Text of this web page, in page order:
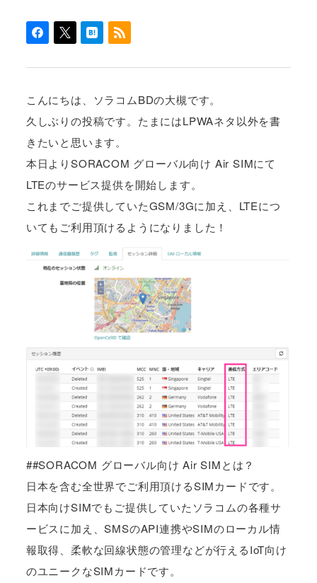
こんにちは、ソラコムBDの大槻です。
久しぶりの投稿です。たまにはLPWAネタ以外を書
きたいと思います。
本日よりSORACOM グローバル向け Air SIMにて
LTEのサービス提供を開始します。
これまでご提供していたGSM/3Gに加え、LTEにつ
いてもご利用頂けるようになりました！
##SORACOM グローバル向け Air SIMとは？
日本を含む全世界でご利用頂けるSIMカードです。
日本向けSIMでもご提供していたソラコムの各種サ
ービスに加え、SMSのAPI連携やSIMのローカル情
報取得、柔軟な回線状態の管理などが行えるIoT向け
のユニークなSIMカードです。